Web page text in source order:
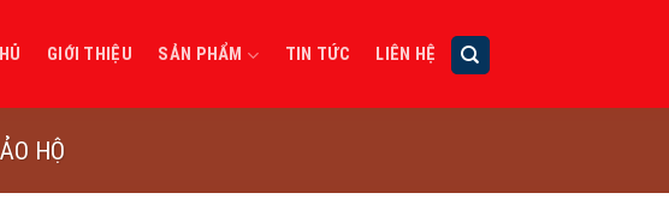
GIỚI THIỆU SẢN PHẨM TIN TỨC LIÊN HỆ
HỘ